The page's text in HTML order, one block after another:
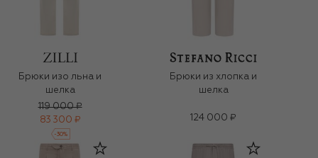
Брюки изо льна и
шелка
119 000 ₽
83 300 ₽
-30%
Брюки из хлопка и
шелка
124 000 ₽